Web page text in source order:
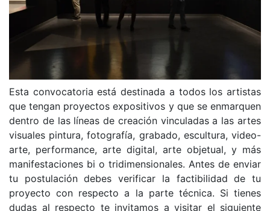
Esta convocatoria está destinada a todos los artistas
que tengan proyectos expositivos y que se enmarquen
dentro de las líneas de creación vinculadas a las artes
visuales pintura, fotografía, grabado, escultura, video-
arte, performance, arte digital, arte objetual, y más
manifestaciones bi o tridimensionales. Antes de enviar
tu postulación debes verificar la factibilidad de tu
proyecto con respecto a la parte técnica. Si tienes
dudas al respecto te invitamos a visitar el siguiente